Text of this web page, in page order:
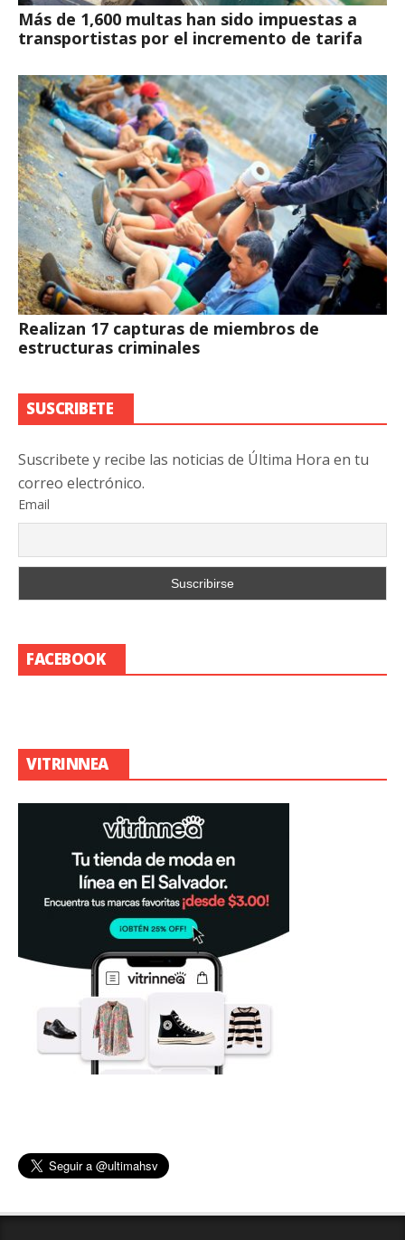
Más de 1,600 multas han sido impuestas a
transportistas por el incremento de tarifa
Realizan 17 capturas de miembros de
estructuras criminales
SUSCRIBETE
Suscribete y recibe las noticias de Última Hora en tu
correo electrónico.
Email
FACEBOOK
VITRINNEA